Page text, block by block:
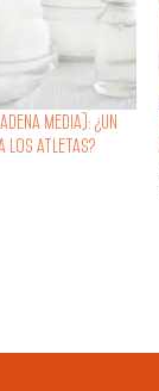
media): ¿un
los atletas?